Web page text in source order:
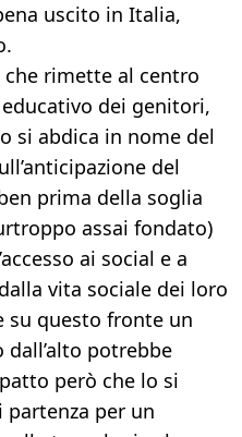
uscito in Italia,
rimette al centro
dei genitori,
si abdica in nome del
del
prima della soglia
assai fondato)
ai social e a
vita sociale dei loro
su questo fronte un
potrebbe
però che lo si
per un